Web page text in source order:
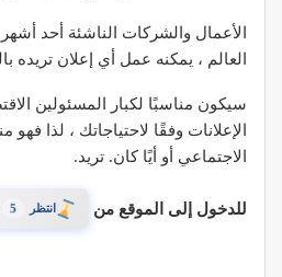
الأعمال والشركات الناشئة أحد أشهر
العالم ، يمكنه عمل أي إعلان تريده
سيكون مناسبًا لكبار المسئولين
الإعلانات وفقًا لاحتياجاتك ، لذا
الاجتماعي أو أيًا كان. تريد.
للدخول إلى الموقع من انتظر 4